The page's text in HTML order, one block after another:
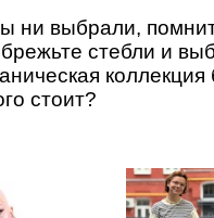
ни выбрали,
стебли и
стоит?